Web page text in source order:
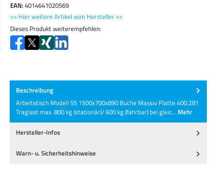
EAN:4014641020569
>> Hier weitere Artikel vom Hersteller <<
Dieses Produkt weiterempfehlen:
Beschreibung
Arbeitstisch Modell 55 1500x700x890 Buche Massiv Platte 400.281
Traglast max. 800 kg (stationär)/ 600 kg (fahrbar) bei gleic… Mehr
Hersteller-Infos
Warn- u. Sicherheitshinweise